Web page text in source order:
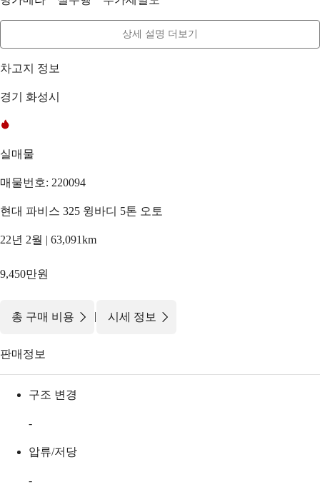
상세 설명 더보기
차고지 정보
경기 화성시
실매물
매물번호: 220094
현대 파비스 325 윙바디 5톤 오토
22년 2월 | 63,091km
9,450만원
총 구매 비용 | 시세 정보
판매정보
구조 변경
-
압류/저당
-